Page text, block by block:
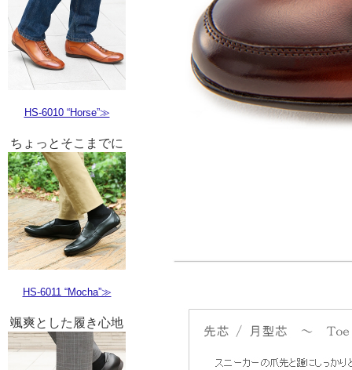
HS-6010 “Horse”≫
ちょっとそこまでに
HS-6011 “Mocha”≫
颯爽とした履き心地